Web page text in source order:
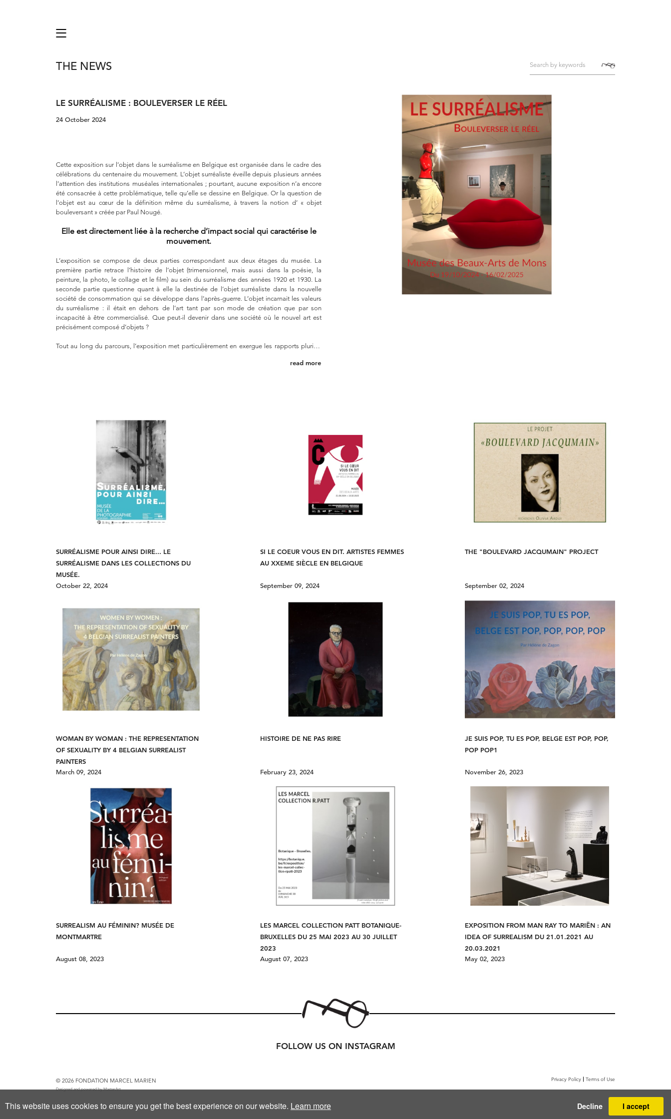
This website uses cookies to ensure you get the best experience on our website. Learn more Decline I accept
THE NEWS
LE SURRÉALISME : BOULEVERSER LE RÉEL
24 October 2024
Cette exposition sur l’objet dans le surréalisme en Belgique est organisée dans le cadre des
célébrations du centenaire du mouvement. L’objet surréaliste éveille depuis plusieurs années
l’attention des institutions muséales internationales ; pourtant, aucune exposition n’a encore
été consacrée à cette problématique, telle qu’elle se dessine en Belgique. Or la question de
l’objet est au cœur de la définition même du surréalisme, à travers la notion d’ « objet
bouleversant » créée par Paul Nougé.
Elle est directement liée à la recherche d’impact social qui caractérise le
mouvement.
L’exposition se compose de deux parties correspondant aux deux étages du musée. La
première partie retrace l’histoire de l’objet (trimensionnel, mais aussi dans la poésie, la
peinture, la photo, le collage et le film) au sein du surréalisme des années 1920 et 1930. La
seconde partie questionne quant à elle la destinée de l’objet surréaliste dans la nouvelle
société de consommation qui se développe dans l’après-guerre. L’objet incarnait les valeurs
du surréalisme : il était en dehors de l’art tant par son mode de création que par son
incapacité à être commercialisé. Que peut-il devenir dans une société où le nouvel art est
précisément composé d’objets ?
Tout au long du parcours, l’exposition met particulièrement en exergue les rapports pluriels
read more
SURRÉALISME POUR AINSI DIRE... LE
SURRÉALISME DANS LES COLLECTIONS DU
MUSÉE.
October 22, 2024
SI LE COEUR VOUS EN DIT. ARTISTES FEMMES
AU XXEME SIÈCLE EN BELGIQUE
September 09, 2024
THE "BOULEVARD JACQUMAIN" PROJECT
September 02, 2024
WOMAN BY WOMAN : THE REPRESENTATION
OF SEXUALITY BY 4 BELGIAN SURREALIST
PAINTERS
March 09, 2024
HISTOIRE DE NE PAS RIRE
February 23, 2024
JE SUIS POP, TU ES POP, BELGE EST POP, POP,
POP POP1
November 26, 2023
SURREALISM AU FÉMININ? MUSÉE DE
MONTMARTRE
August 08, 2023
LES MARCEL COLLECTION PATT BOTANIQUE-
BRUXELLES DU 25 MAI 2023 AU 30 JUILLET
2023
August 07, 2023
EXPOSITION FROM MAN RAY TO MARIËN : AN
IDEA OF SURREALISM DU 21.01.2021 AU
20.03.2021
May 02, 2023
FOLLOW US ON INSTAGRAM
© 2026 FONDATION MARCEL MARIEN
Designed and powered byMasterArt
Privacy Policy Terms of Use